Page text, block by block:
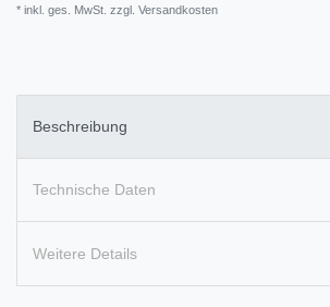
* inkl. ges. MwSt. zzgl. Versandkosten
Beschreibung
Technische Daten
Weitere Details